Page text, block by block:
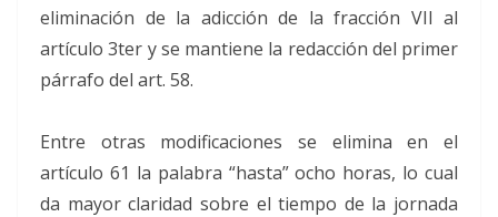
eliminación de la adicción de la fracción VII al
artículo 3ter y se mantiene la redacción del primer
párrafo del art. 58.
Entre otras modificaciones se elimina en el
artículo 61 la palabra “hasta” ocho horas, lo cual
da mayor claridad sobre el tiempo de la jornada